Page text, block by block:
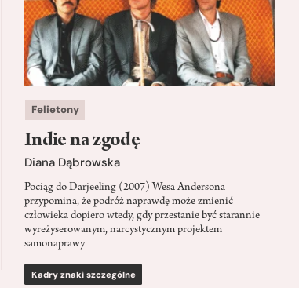
Felietony
Indie na zgodę
Diana Dąbrowska
Pociąg do Darjeeling (2007) Wesa Andersona
przypomina, że podróż naprawdę może zmienić
człowieka dopiero wtedy, gdy przestanie być starannie
wyreżyserowanym, narcystycznym projektem
samonaprawy
Kadry znaki szczególne